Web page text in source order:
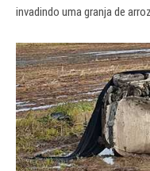
invadindo uma granja de